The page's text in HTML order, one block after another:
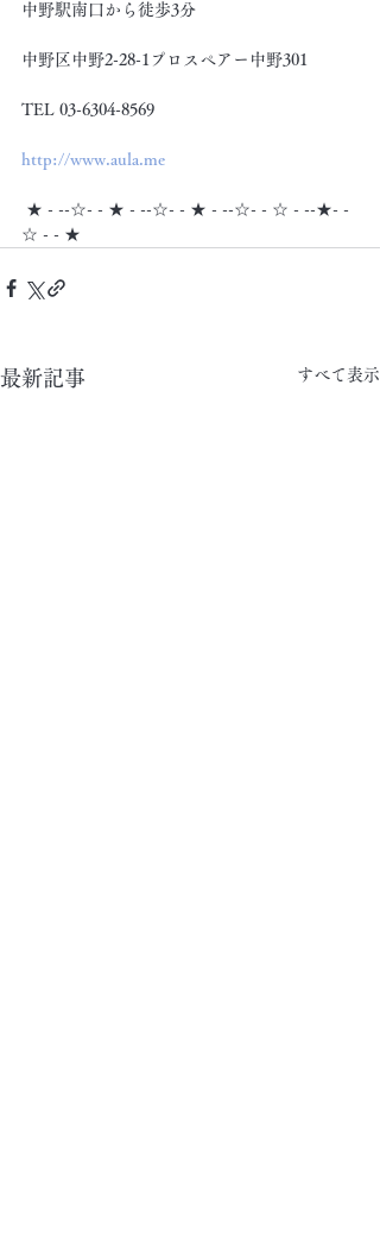
中野駅南口から徒歩3分
中野区中野2-28-1プロスペアー中野301
TEL 03-6304-8569
http://www.aula.me
★ - --☆- - ★ - --☆- - ★ - --☆- - ☆ - --★- -
☆ - - ★
最新記事 すべて表示